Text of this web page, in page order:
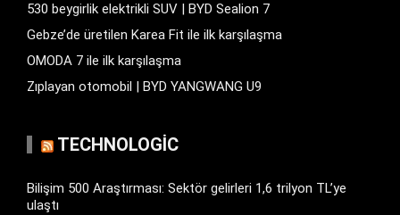
530 beygirlik elektrikli SUV | BYD Sealion 7
Gebze’de üretilen Karea Fit ile ilk karşılaşma
OMODA 7 ile ilk karşılaşma
Zıplayan otomobil | BYD YANGWANG U9
TECHNOLOGIC
Bilişim 500 Araştırması: Sektör gelirleri 1,6 trilyon TL’ye
ulaştı